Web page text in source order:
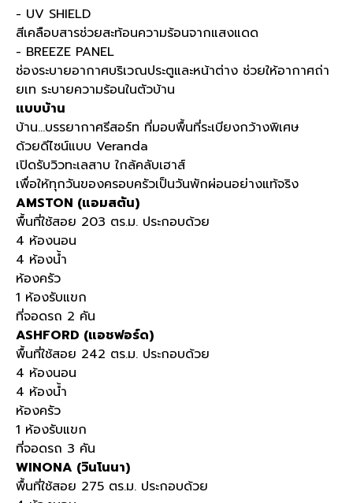
- UV SHIELD
สีเคลือบสารช่วยสะท้อนความร้อนจากแสงแดด
- BREEZE PANEL
ช่องระบายอากาศบริเวณประตูและหน้าต่าง ช่วยให้อากาศถ่า
ยเท ระบายความร้อนในตัวบ้าน
แบบบ้าน
บ้าน...บรรยากาศรีสอร์ท ที่มอบพื้นที่ระเบียงกว้างพิเศษ
ด้วยดีไซน์แบบ Veranda
เปิดรับวิวทะเลสาบ ใกล้คลับเฮาส์
เพื่อให้ทุกวันของครอบครัวเป็นวันพักผ่อนอย่างแท้จริง
AMSTON (แอมสตัน)
พื้นที่ใช้สอย 203 ตร.ม. ประกอบด้วย
4 ห้องนอน
4 ห้องน้ำ
ห้องครัว
1 ห้องรับแขก
ที่จอดรถ 2 คัน
ASHFORD (แอชฟอร์ด)
พื้นที่ใช้สอย 242 ตร.ม. ประกอบด้วย
4 ห้องนอน
4 ห้องน้ำ
ห้องครัว
1 ห้องรับแขก
ที่จอดรถ 3 คัน
WINONA (วินโนนา)
พื้นที่ใช้สอย 275 ตร.ม. ประกอบด้วย